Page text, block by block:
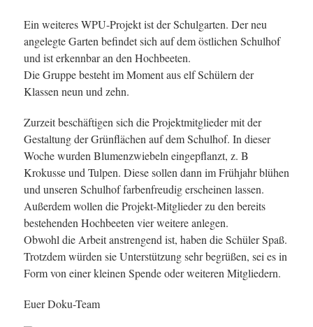
Ein weiteres WPU-Projekt ist der Schulgarten. Der neu
angelegte Garten befindet sich auf dem östlichen Schulhof
und ist erkennbar an den Hochbeeten.
Die Gruppe besteht im Moment aus elf Schülern der
Klassen neun und zehn.
Zurzeit beschäftigen sich die Projektmitglieder mit der
Gestaltung der Grünflächen auf dem Schulhof. In dieser
Woche wurden Blumenzwiebeln eingepflanzt, z. B
Krokusse und Tulpen. Diese sollen dann im Frühjahr blühen
und unseren Schulhof farbenfreudig erscheinen lassen.
Außerdem wollen die Projekt-Mitglieder zu den bereits
bestehenden Hochbeeten vier weitere anlegen.
Obwohl die Arbeit anstrengend ist, haben die Schüler Spaß.
Trotzdem würden sie Unterstützung sehr begrüßen, sei es in
Form von einer kleinen Spende oder weiteren Mitgliedern.
Euer Doku-Team